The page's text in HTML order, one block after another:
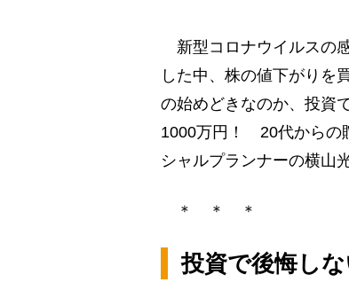
新型コロナウイルスの
した中、株の値下がりを
の始めどきなのか、投資
1000万円！ 20代からの
シャルプランナーの横山
＊ ＊ ＊
投資で後悔し